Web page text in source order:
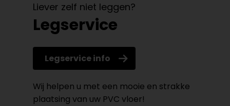
Liever zelf niet leggen?
Legservice
Legservice info
Wij helpen u met een mooie en strakke
plaatsing van uw PVC vloer!